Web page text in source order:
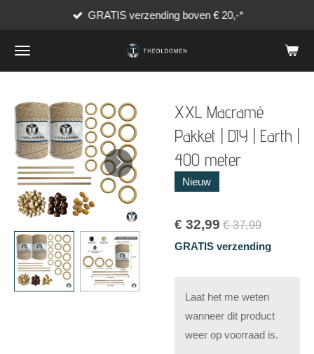
naar
de
GRATIS verzending boven € 20,-*
XXL Macramé
Pakket | DIY | Earth |
400 meter
Nieuw
€ 32,99 € 37,99
GRATIS verzending
Laat het me weten
wanneer dit product
weer op voorraad is.